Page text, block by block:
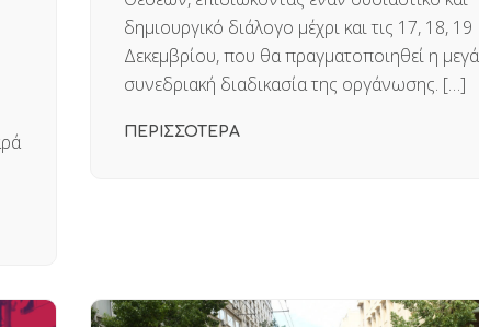
δημιουργικό διάλογο μέχρι και τις 17, 18, 19
Δεκεμβρίου, που θα πραγματοποιηθεί η
συνεδριακή διαδικασία της οργάνωσης. […]
ΠΕΡΙΣΣΟΤΕΡΑ